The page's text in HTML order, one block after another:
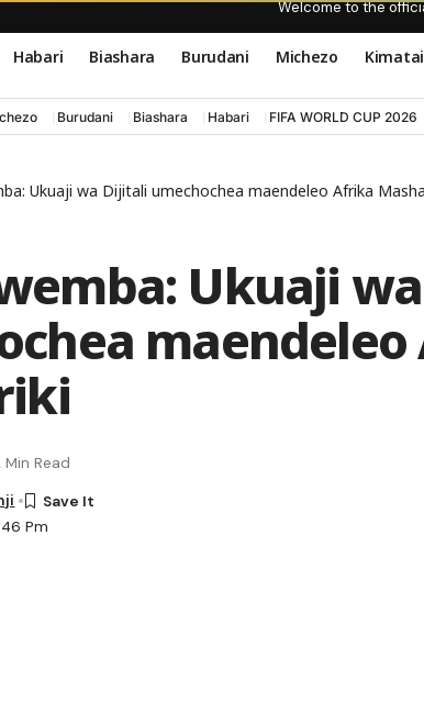
Welcome to the
Habari Biashara Burudani Michezo
Burudani Biashara Habari FIFA WORLD CUP 2026
Ukuaji wa Dijitali umechochea maendeleo Afrika
Ukuaji
Pm
Min Read